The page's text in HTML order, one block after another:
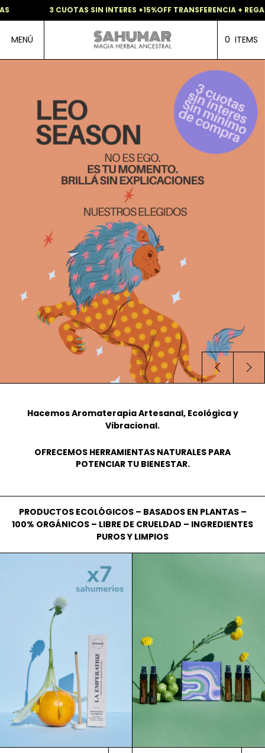
SIN INTERES +15%OFF TRANSFERENCIA + REGALO
MENÚ 0 ITEMS
Hacemos Aromaterapia Artesanal, Ecológica y
Vibracional.
OFRECEMOS HERRAMIENTAS NATURALES PARA
POTENCIAR TU BIENESTAR.
PRODUCTOS ECOLÓGICOS – BASADOS EN PLANTAS –
100% ORGÁNICOS – LIBRE DE CRUELDAD – INGREDIENTES
PUROS Y LIMPIOS